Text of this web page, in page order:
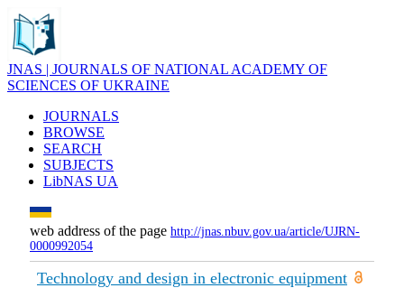
JNAS | JOURNALS OF NATIONAL ACADEMY OF
SCIENCES OF UKRAINE
JOURNALS
BROWSE
SEARCH
SUBJECTS
LibNAS UA
web address of the page http://jnas.nbuv.gov.ua/article/UJRN-
0000992054
Technology and design in electronic equipment